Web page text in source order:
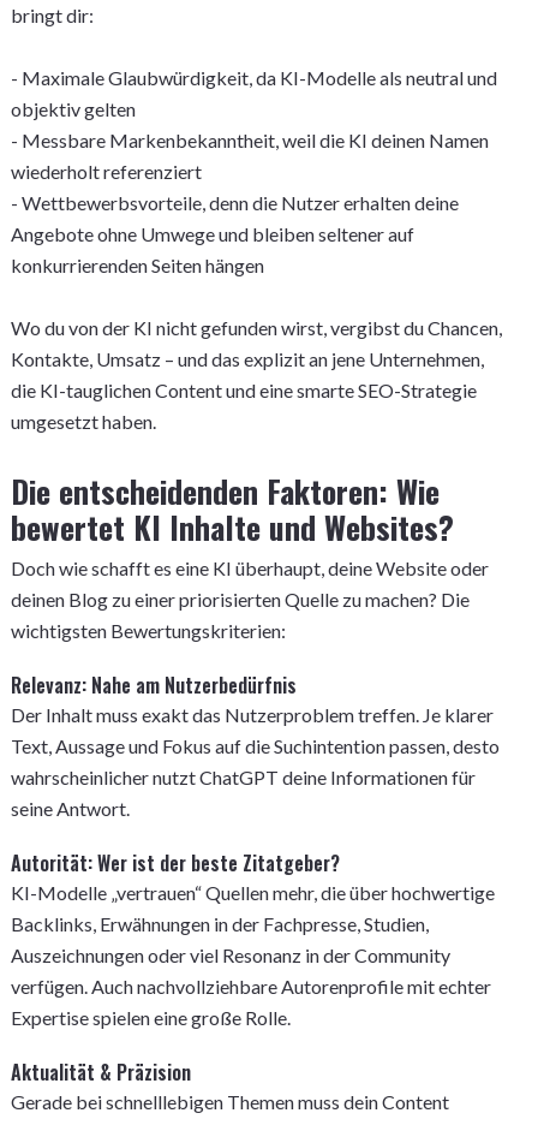
bringt dir:
- Maximale Glaubwürdigkeit, da KI-Modelle als neutral und
objektiv gelten
- Messbare Markenbekanntheit, weil die KI deinen Namen
wiederholt referenziert
- Wettbewerbsvorteile, denn die Nutzer erhalten deine
Angebote ohne Umwege und bleiben seltener auf
konkurrierenden Seiten hängen
Wo du von der KI nicht gefunden wirst, vergibst du Chancen,
Kontakte, Umsatz – und das explizit an jene Unternehmen,
die KI-tauglichen Content und eine smarte SEO-Strategie
umgesetzt haben.
Die entscheidenden Faktoren: Wie
bewertet KI Inhalte und Websites?
Doch wie schafft es eine KI überhaupt, deine Website oder
deinen Blog zu einer priorisierten Quelle zu machen? Die
wichtigsten Bewertungskriterien:
Relevanz: Nahe am Nutzerbedürfnis
Der Inhalt muss exakt das Nutzerproblem treffen. Je klarer
Text, Aussage und Fokus auf die Suchintention passen, desto
wahrscheinlicher nutzt ChatGPT deine Informationen für
seine Antwort.
Autorität: Wer ist der beste Zitatgeber?
KI-Modelle „vertrauen“ Quellen mehr, die über hochwertige
Backlinks, Erwähnungen in der Fachpresse, Studien,
Auszeichnungen oder viel Resonanz in der Community
verfügen. Auch nachvollziehbare Autorenprofile mit echter
Expertise spielen eine große Rolle.
Aktualität & Präzision
Gerade bei schnelllebigen Themen muss dein Content